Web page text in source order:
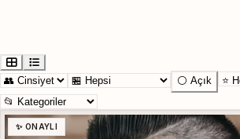
⚪ Açık
✨ ONAYLI